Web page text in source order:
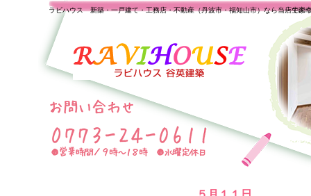
一生の
ラビハウス 新築・一戸建て・工務店・不動産（丹波市・福知山市）なら当店で家